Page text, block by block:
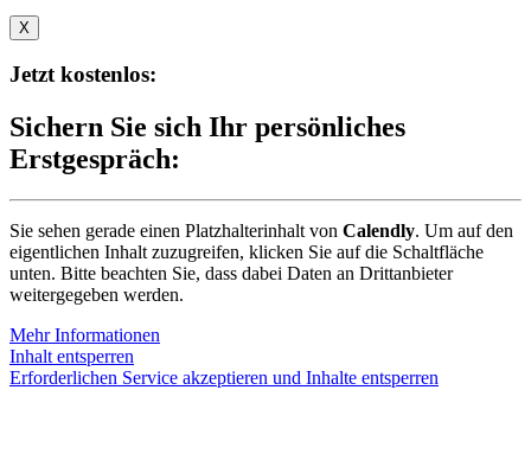
X
Jetzt kostenlos:
Sichern Sie sich Ihr persönliches
Erstgespräch:
Sie sehen gerade einen Platzhalterinhalt von Calendly. Um auf den
eigentlichen Inhalt zuzugreifen, klicken Sie auf die Schaltfläche
unten. Bitte beachten Sie, dass dabei Daten an Drittanbieter
weitergegeben werden.
Mehr Informationen
Inhalt entsperren
Erforderlichen Service akzeptieren und Inhalte entsperren